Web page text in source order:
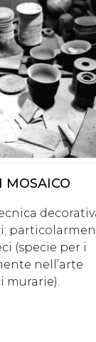
MOSAICO
(specie per i
nell’arte
murarie).